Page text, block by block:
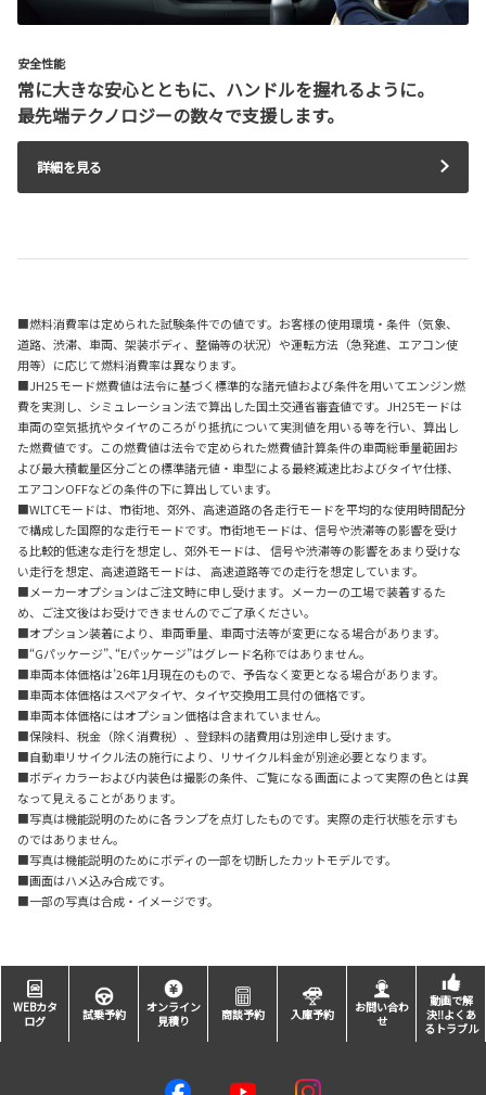
安全性能
常に大きな安心とともに、ハンドルを握れるように。
最先端テクノロジーの数々で支援します。
詳細を見る
■燃料消費率は定められた試験条件での値です。お客様の使用環境・条件（気象、
道路、渋滞、車両、架装ボディ、整備等の状況）や運転方法（急発進、エアコン使
用等）に応じて燃料消費率は異なります。
■JH25 モード燃費値は法令に基づく標準的な諸元値および条件を用いてエンジン燃
費を実測し、シミュレーション法で算出した国土交通省審査値です。JH25モードは
車両の空気抵抗やタイヤのころがり抵抗について実測値を用いる等を行い、算出し
た燃費値です。この燃費値は法令で定められた燃費値計算条件の車両総重量範囲お
よび最大積載量区分ごとの標準諸元値・車型による最終減速比およびタイヤ仕様、
エアコンOFFなどの条件の下に算出しています。
■WLTCモードは、市街地、郊外、高速道路の各走行モードを平均的な使用時間配分
で構成した国際的な走行モードです。市街地モードは、信号や渋滞等の影響を受け
る比較的低速な走行を想定し、郊外モードは、 信号や渋滞等の影響をあまり受けな
い走行を想定、高速道路モードは、 高速道路等での走行を想定しています。
■メーカーオプションはご注文時に申し受けます。メーカーの工場で装着するた
め、ご注文後はお受けできませんのでご了承ください。
■オプション装着により、車両重量、車両寸法等が変更になる場合があります。
■“Gパッケージ”､“Eパッケージ”はグレード名称ではありません。
■車両本体価格は’26年1月現在のもので、予告なく変更となる場合があります。
■車両本体価格はスペアタイヤ、タイヤ交換用工具付の価格です。
■車両本体価格にはオプション価格は含まれていません。
■保険料、税金（除く消費税）、登録料の諸費用は別途申し受けます。
■自動車リサイクル法の施行により、リサイクル料金が別途必要となります。
■ボディカラーおよび内装色は撮影の条件、ご覧になる画面によって実際の色とは異
なって見えることがあります。
■写真は機能説明のために各ランプを点灯したものです。実際の走行状態を示すも
のではありません。
■写真は機能説明のためにボディの一部を切断したカットモデルです。
■画面はハメ込み合成です。
■一部の写真は合成・イメージです。
WEBカタ
ログ
試乗予約
オンライン
見積り
商談予約 入庫予約
お問い合わ
せ
動画で解
決‼よくあ
るトラブル